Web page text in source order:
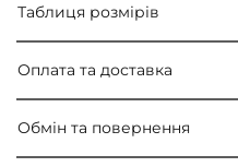
Таблиця розмірів
Оплата та доставка
Обмін та повернення